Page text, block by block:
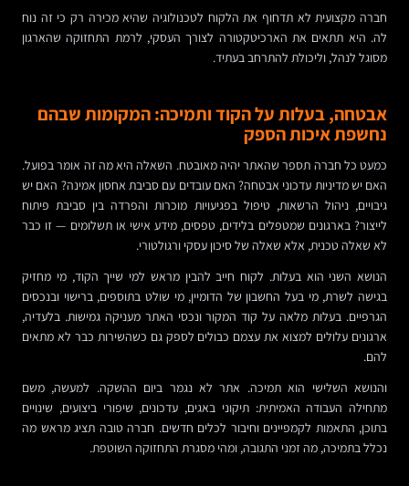
חברה מקצועית לא תדחוף את הלקוח לטכנולוגיה שהיא מכירה רק כי זה נוח
לה. היא תתאים את הארכיטקטורה לצורך העסקי, לרמת התחזוקה שהארגון
מסוגל לנהל, וליכולת להתרחב בעתיד.
אבטחה, בעלות על הקוד ותמיכה: המקומות שבהם
נחשפת איכות הספק
כמעט כל חברה תספר שהאתר יהיה מאובטח. השאלה היא מה זה אומר בפועל.
האם יש מדיניות עדכוני אבטחה? האם עובדים עם סביבת אחסון אמינה? האם יש
גיבויים, ניהול הרשאות, טיפול בפגיעויות מוכרות והפרדה בין סביבת פיתוח
לייצור? בארגונים שמטפלים בלידים, טפסים, מידע אישי או תשלומים — זו כבר
לא שאלה טכנית, אלא שאלה של סיכון עסקי ורגולטורי.
הנושא השני הוא בעלות. לקוח חייב להבין מראש למי שייך הקוד, מי מחזיק
בגישה לשרת, מי בעל החשבון של הדומיין, מי שולט בתוספים, ברישוי ובנכסים
הגרפיים. בעלות מלאה על קוד המקור ונכסי האתר מעניקה גמישות. בלעדיה,
ארגונים עלולים למצוא את עצמם כבולים לספק גם כשהשירות כבר לא מתאים
להם.
והנושא השלישי הוא תמיכה. אתר לא נגמר ביום ההשקה. למעשה, משם
מתחילה העבודה האמיתית: תיקוני באגים, עדכונים, שיפורי ביצועים, שינויים
בתוכן, התאמות לקמפיינים וחיבור לכלים חדשים. חברה טובה תציג מראש מה
נכלל בתמיכה, מה זמני התגובה, ומהי מסגרת התחזוקה השוטפת.